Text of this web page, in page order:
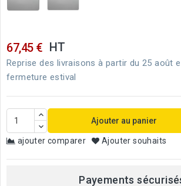
67,45 € HT
Reprise des livraisons à partir du 25 août
fermeture estival
Ajouter au panier
ajouter comparer Ajouter souhaits
Payements